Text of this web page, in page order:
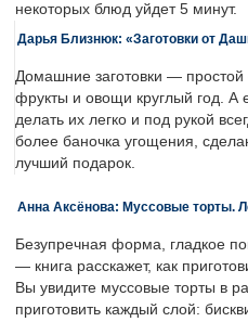
некоторых блюд уйдет 5 минут.
Дарья Близнюк: «Заготовки от
Домашние заготовки — простой
фрукты и овощи круглый год. А
делать их легко и под рукой
более баночка угощения,
лучший подарок.
Анна Аксёнова: Муссовые торты.
Безупречная форма, гладкое
— книга расскажет, как
Вы увидите муссовые торты в
приготовить каждый слой: